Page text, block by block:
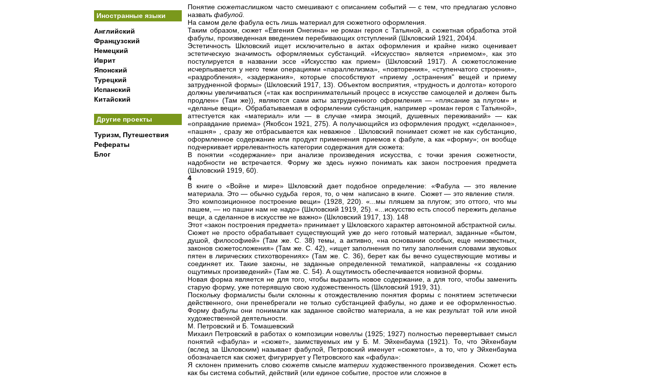
Иностранные языки
Английский
Французский
Немецкий
Иврит
Японский
Турецкий
Испанский
Китайский
Другие проекты
Туризм, Путешествия
Рефераты
Блог
Понятиесюжетаслишком часто смешивают с описанием событий — с тем, что предлагаю условно
назвать фабулой
На самом деле фабула есть лишь материал для сюжетного оформления.
Таким образом, сюжет «Евгения Онегина» не роман героя с Татьяной, а сюжетная обработка этой
фабулы, произведенная введением перебивающих отступлений (Шкловский 1921, 204)4.
Эстетичность Шкловский ищет исключительно в актах оформления и крайне низко оценивает
эстетическую значимость оформляемых субстанций. «Искусство» является «приемом», как это
постулируется в названии эссе «Искусство как прием» (Шкловский 1917). А сюжетосложение
исчерпывается у него теми операциями «параллелизма», «повторения», «ступенчатого строения»,
«раздробления», «задержания», которые способствуют «приему „остранения" вещей и приему
затрудненной формы» (Шкловский 1917, 13). Объектом восприятия, «трудность и долгота» которого
должны увеличиваться («так как воспринимательный процесс в искусстве самоцелей и должен быть
продлен» (Там же)), являются сами акты затрудненного оформления — «плясание за плугом» и
«деланье вещи». Обрабатываемая в оформлении субстанция, например «роман героя с Татьяной»,
аттестуется как «материал» или — в случае «мира эмоций, душевных переживаний» — как
«оправдание приема» (Якобсон 1921, 275). А получающийся из оформления продукт, «сделанное»,
«пашня» , сразу же отбрасывается как неважное . Шкловский понимает сюжет не как субстанцию,
оформленное содержание или продукт применения приемов к фабуле, а как «форму»; он вообще
подчеркивает иррелевантность категории содержания для сюжета:
В понятии «содержание» при анализе произведения искусства, с точки зрения сюжетности,
надобности не встречается. Форму же здесь нужно понимать как закон построения предмета
(Шкловский 1919, 60).
4
В книге о «Войне и мире» Шкловский дает подобное определение: «Фабула — это явление
материала. Это — обычно судьба героя, то, о чем написано в книге. Сюжет — это явление стиля.
Это композиционное построение вещи» (1928, 220). «...мы пляшем за плугом; это оттого, что мы
пашем, — но пашни нам не надо» (Шкловский 1919, 25). «...искусство есть способ пережить деланье
вещи, а сделанное в искусстве не важно» (Шкловский 1917, 13). 148
Этот «закон построения предмета» принимает у Шкловского характер автономной абстрактной силы.
Сюжет не просто обрабатывает существующий уже до него готовый материал, заданные «бытом,
душой, философией» (Там же. С. 38) темы, а активно, «на основании особых, еще неизвестных,
законов сюжетосложения» (Там же. С. 42), «ищет заполнения по типу заполнения словами звуковых
пятен в лирических стихотворениях» (Там же. С. 36), берет как бы вечно существующие мотивы и
соединяет их. Такие законы, не заданные определенной тематикой, направлены «к созданию
ощутимых произведений» (Там же. С. 54). А ощутимость обеспечивается новизной формы.
Новая форма является не для того, чтобы выразить новое содержание, а для того, чтобы заменить
старую форму, уже потерявшую свою художественность (Шкловский 1919, 31).
Поскольку формалисты были склонны к отождествлению понятия формы с понятием эстетически
действенного, они пренебрегали не только субстанцией фабулы, но даже и ее оформленностью.
Форму фабулы они понимали как заданное свойство материала, а не как результат той или иной
художественной деятельности.
М. Петровский и Б. Томашевский
Михаил Петровский в работах о композиции новеллы (1925; 1927) полностью перевертывает смысл
понятий «фабула» и «сюжет», заимствуемых им у Б. М. Эйхенбаума (1921). То, что Эйхенбаум
(вслед за Шкловским) называет фабулой, Петровский именует «сюжетом», а то, что у Эйхенбаума
обозначается как сюжет, фигурирует у Петровского как «фабула»:
Я склонен применить слово сюжетв смысле материи художественного произведения. Сюжет есть
как бы система событий, действий (или единое событие, простое или сложное в